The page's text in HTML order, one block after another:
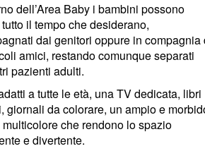
dell’Area Baby i bambini possono
il tempo che desiderano,
dai genitori oppure in compagnia
amici, restando comunque separati
pazienti adulti.
a tutte le età, una TV dedicata, libri
giornali da colorare, un ampio e
che rendono lo spazio
e divertente.